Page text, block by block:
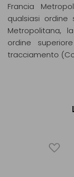
Francia
qualsiasi
Metropolitana,
ordine
tracciamento